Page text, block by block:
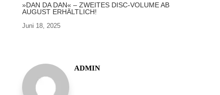
»DAN DA DAN« – ZWEITES DISC-VOLUME AB
AUGUST ERHÄLTLICH!
Juni 18, 2025
ADMIN